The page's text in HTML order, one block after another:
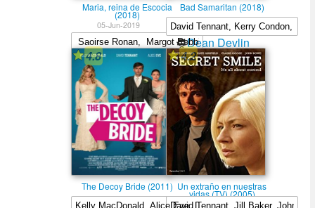
Maria, reina de Escocia
(2018)
05-Jun-2019
Josie Rourke
Bad Samaritan (2018)
Dean Devlin
4.8
The Decoy Bride (2011)
4.2
Un extraño en nuestras
vidas (TV) (2005)